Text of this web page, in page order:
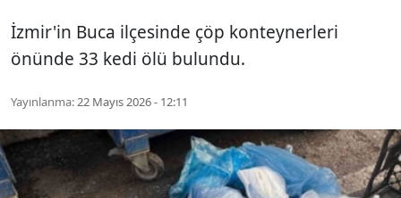
İzmir'in Buca ilçesinde çöp konteynerleri
önünde 33 kedi ölü bulundu.
Yayınlanma:22 Mayıs 2026 - 12:11